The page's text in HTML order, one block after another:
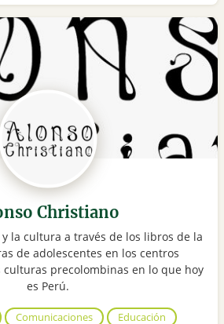
Christiano
la cultura a través de los libros de la
de adolescentes en los centros
culturas precolombinas en lo que hoy
es Perú.
Comunicaciones
Educación